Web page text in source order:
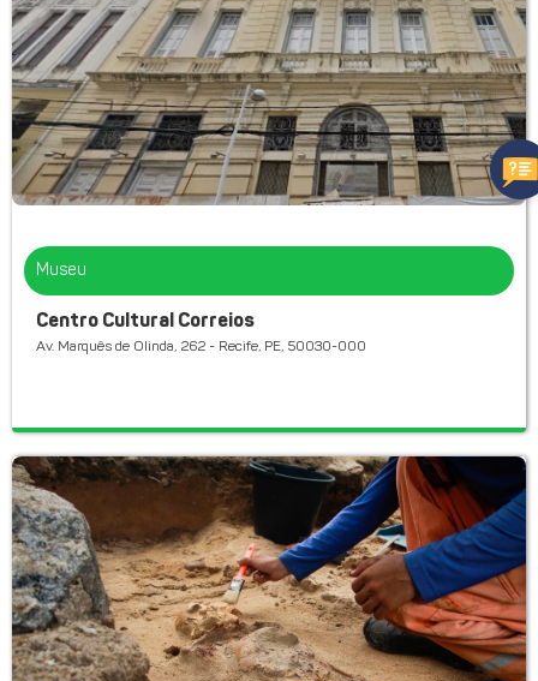
Museu
Centro Cultural Correios
Av. Marquês de Olinda, 262 - Recife, PE, 50030-000